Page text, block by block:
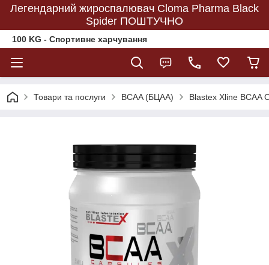
Легендарний жироспалювач Cloma Pharma Black
Spider ПОШТУЧНО
100 KG - Спортивне харчування
Товари та послуги BCAA (БЦАА) Blastex Xline BCAA